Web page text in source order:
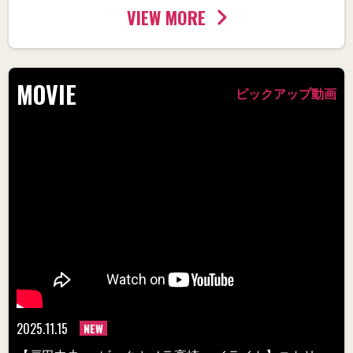
VIEW MORE
MOVIE ピックアップ動画
2025.11.15 NEW